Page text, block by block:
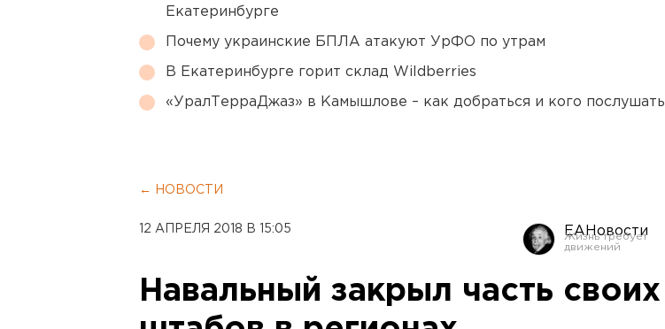
Екатеринбурге
Почему украинские БПЛА атакуют УрФО по утрам
В Екатеринбурге горит склад Wildberries
«УралТерраДжаз» в Камышлове – как добраться и кого послушать
← НОВОСТИ
12 АПРЕЛЯ 2018 В 15:05 ЕАНовости
Навальный закрыл часть своих